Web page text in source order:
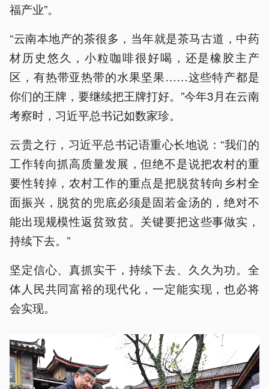
福产业”。
“云南本地产的茶很多，当年就是茶马古道，中药
材历史悠久，小粒咖啡很好喝，还是橡胶主产
区，有热带亚热带的水果坚果……这些特产都是
你们的王牌，要继续把王牌打好。”今年3月在云南
考察时，习近平总书记如数家珍。
云贵之行，习近平总书记语重心长地说：“我们的
工作转向抓高质量发展，但绝不是说把农村的重
要性转掉，农村工作的重点是把脱贫转向乡村全
面振兴，脱贫的兜底必须是固若金汤的，绝对不
能出现规模性返贫致贫。关键要把这些事做实，
持续下去。”
坚定信心、真抓实干，持续下去、久久为功。全
体人民共同富裕的现代化，一定能实现，也必将
会实现。